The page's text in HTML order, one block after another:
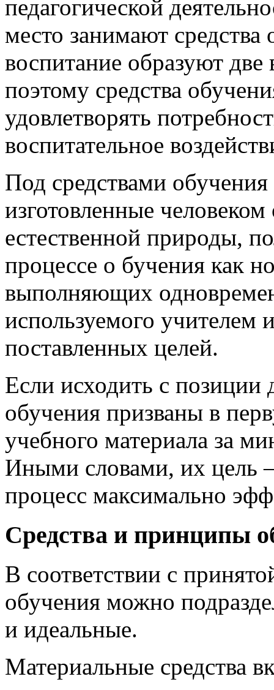
педагогической
место занимают
воспитание образуют две
поэтому средства
удовлетворять
воспитательное
Под средствами
изготовленные
естественной природы,
процессе о бучения как
выполняющих
используемого
поставленных целей.
Если исходить с позиции
обучения призваны в
учебного материала за
Иными словами, их цель
процесс максимально
Средства и принципы
В соответствии с
обучения можно
и идеальные.
Материальные средства